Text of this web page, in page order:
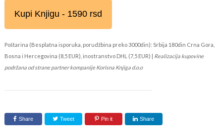
Kupi Knjigu - 1590 rsd
Poštarina (Besplatna isporuka, porudžbina preko 3000din): Srbija 180din Crna Gora,
Bosna i Hercegovina (8,5 EUR), inostranstvo DHL (7,5 EUR) | Realizacija kupovine
podržana od strane partner kompanije Korisna Knjiga d.o.o
Share Tweet Pin it Share